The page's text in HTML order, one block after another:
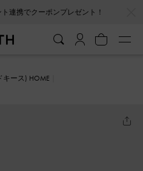
連携でクーポンプレゼント！
キース) HOME